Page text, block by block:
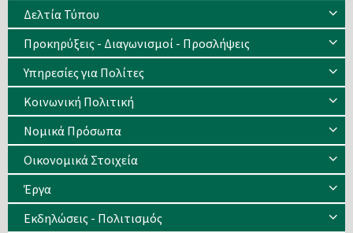
Δελτία Τύπου
Προκηρύξεις - Διαγωνισμοί - Προσλήψεις
Υπηρεσίες για Πολίτες
Κοινωνική Πολιτική
Νομικά Πρόσωπα
Οικονομικά Στοιχεία
Έργα
Εκδηλώσεις - Πολιτισμός